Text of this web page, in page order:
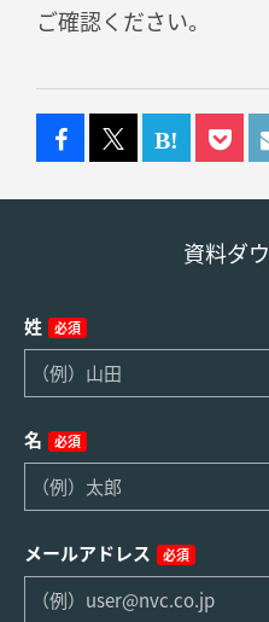
ご確認ください。
資料ダ
姓 必須
名 必須
メールアドレス 必須